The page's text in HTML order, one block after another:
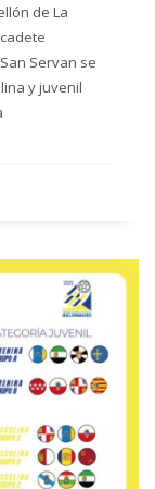
de La
Servan se
y juvenil